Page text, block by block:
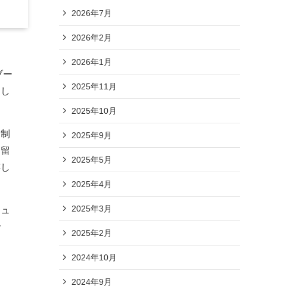
ー
2026年7月
2026年2月
2026年1月
2025年11月
2025年10月
2025年9月
2025年5月
2025年4月
2025年3月
2025年2月
2024年10月
2024年9月